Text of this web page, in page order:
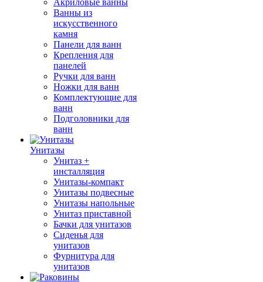
Акриловые ванны
Ванны из
искусственного
камня
Панели для ванн
Крепления для
панелей
Ручки для ванн
Ножки для ванн
Комплектующие для
ванн
Подголовники для
ванн
Унитазы
Унитаз +
инсталляция
Унитазы-компакт
Унитазы подвесные
Унитазы напольные
Унитаз приставной
Бачки для унитазов
Сиденья для
унитазов
Фурнитура для
унитазов